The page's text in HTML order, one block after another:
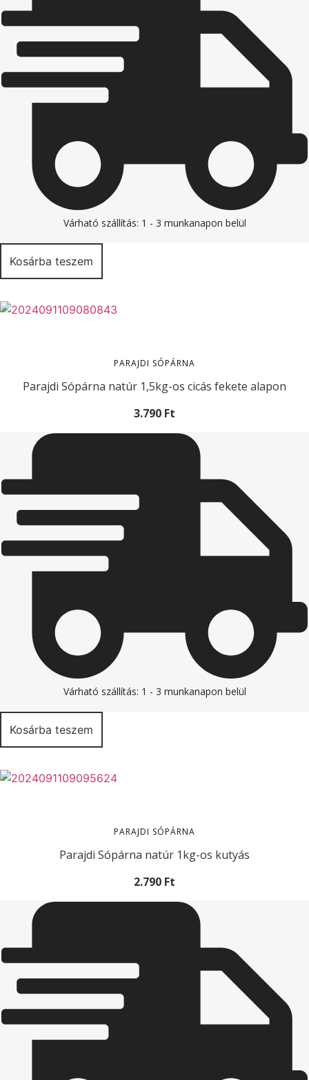
Várható szállítás: 1 - 3 munkanapon belül
Kosárba teszem
PARAJDI SÓPÁRNA
Parajdi Sópárna natúr 1,5kg-os cicás fekete alapon
3.790 Ft
Várható szállítás: 1 - 3 munkanapon belül
Kosárba teszem
PARAJDI SÓPÁRNA
Parajdi Sópárna natúr 1kg-os kutyás
2.790 Ft